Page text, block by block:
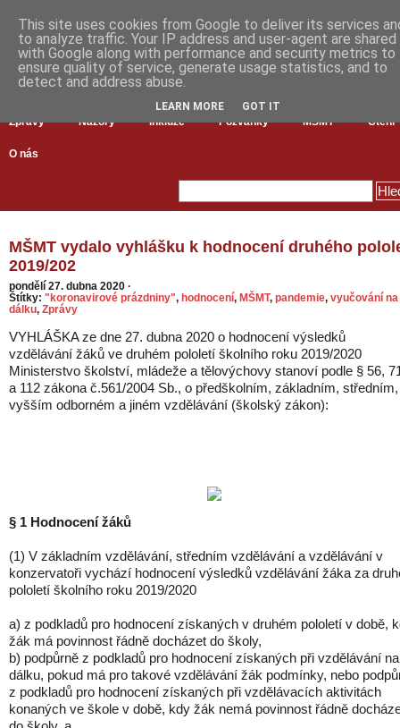
Zprávy Názory Inkluze Pozvánky MŠMT Čtení
O nás
MŠMT vydalo vyhlášku k hodnocení druhého
2019/202
pondělí 27. dubna 2020 ·
Štítky: "koronavirové prázdniny", hodnocení, MŠMT, pandemie, vyučování na
dálku, Zprávy
VYHLÁŠKA ze dne 27. dubna 2020 o hodnocení výsledků
vzdělávání žáků ve druhém pololetí školního roku 2019/2020
Ministerstvo školství, mládeže a tělovýchovy stanoví podle § 56,
a 112 zákona č.561/2004 Sb., o předškolním, základním, středním,
vyšším odborném a jiném vzdělávání (školský zákon):
§ 1 Hodnocení žáků
(1) V základním vzdělávání, středním vzdělávání a vzdělávání v
konzervatoři vychází hodnocení výsledků vzdělávání žáka za
pololetí školního roku 2019/2020
a) z podkladů pro hodnocení získaných v druhém pololetí v době,
žák má povinnost řádně docházet do školy,
b) podpůrně z podkladů pro hodnocení získaných při vzdělávání na
dálku, pokud má pro takové vzdělávání žák podmínky, nebo
z podkladů pro hodnocení získaných při vzdělávacích aktivitách
konaných ve škole v době, kdy žák nemá povinnost řádně
This site uses cookies from Google to deliver its services
to analyze traffic. Your IP address and user-agent are shared
with Google along with performance and security metrics to
ensure quality of service, generate usage statistics, and to
detect and address abuse.
LEARN MORE GOT IT